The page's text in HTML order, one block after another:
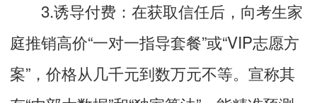
3.诱导付费：在获取信任后，向考生家
庭推销高价“一对一指导套餐”或“VIP志愿方
案”，价格从几千元到数万元不等。宣称其